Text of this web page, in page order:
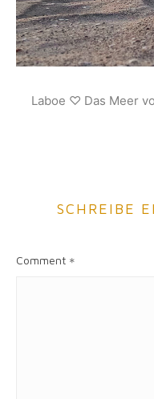
Laboe ♡ Das Meer
SCHREIBE
Comment *